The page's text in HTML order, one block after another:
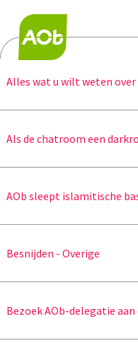
Alles wat u wilt weten
Als de chatroom een
AOb sleept islamitische
Besnijden - Overige
Bezoek AOb-delegatie